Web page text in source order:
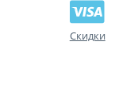
Скидки